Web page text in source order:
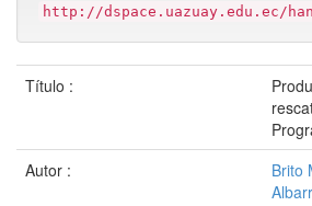
http://dspace.uazuay.edu.ec/
Título :
Autor :
Brito